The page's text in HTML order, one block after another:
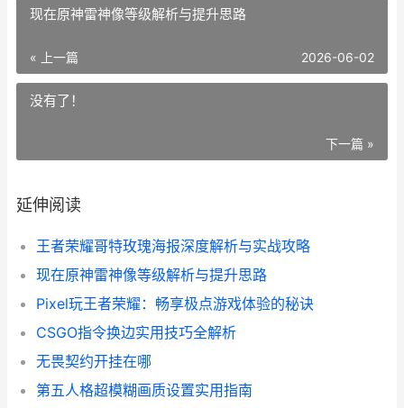
现在原神雷神像等级解析与提升思路
« 上一篇 2026-06-02
没有了！
下一篇 »
延伸阅读
王者荣耀哥特玫瑰海报深度解析与实战攻略
现在原神雷神像等级解析与提升思路
Pixel玩王者荣耀：畅享极点游戏体验的秘诀
CSGO指令换边实用技巧全解析
无畏契约开挂在哪
第五人格超模糊画质设置实用指南